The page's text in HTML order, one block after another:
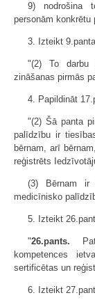
9) nodrošina
personām konkrētu
3. Izteikt
"(2) To darbu
zināšanas pirmās
4. Papildināt
"(2) Šā panta
palīdzību ir
bērnam, arī
reģistrēts
(3) Bērnam ir
medicīnisko
5. Izteikt
"26.pants.
kompetences
sertificētas un
6. Izteikt